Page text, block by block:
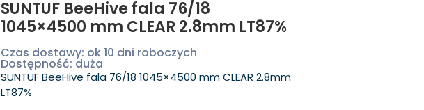
SUNTUF BeeHive fala 76/18
1045×4500 mm CLEAR 2.8mm LT87%
Czas dostawy: ok 10 dni roboczych
Dostępność: duża
SUNTUF BeeHive fala 76/18 1045×4500 mm CLEAR 2.8mm
LT87%